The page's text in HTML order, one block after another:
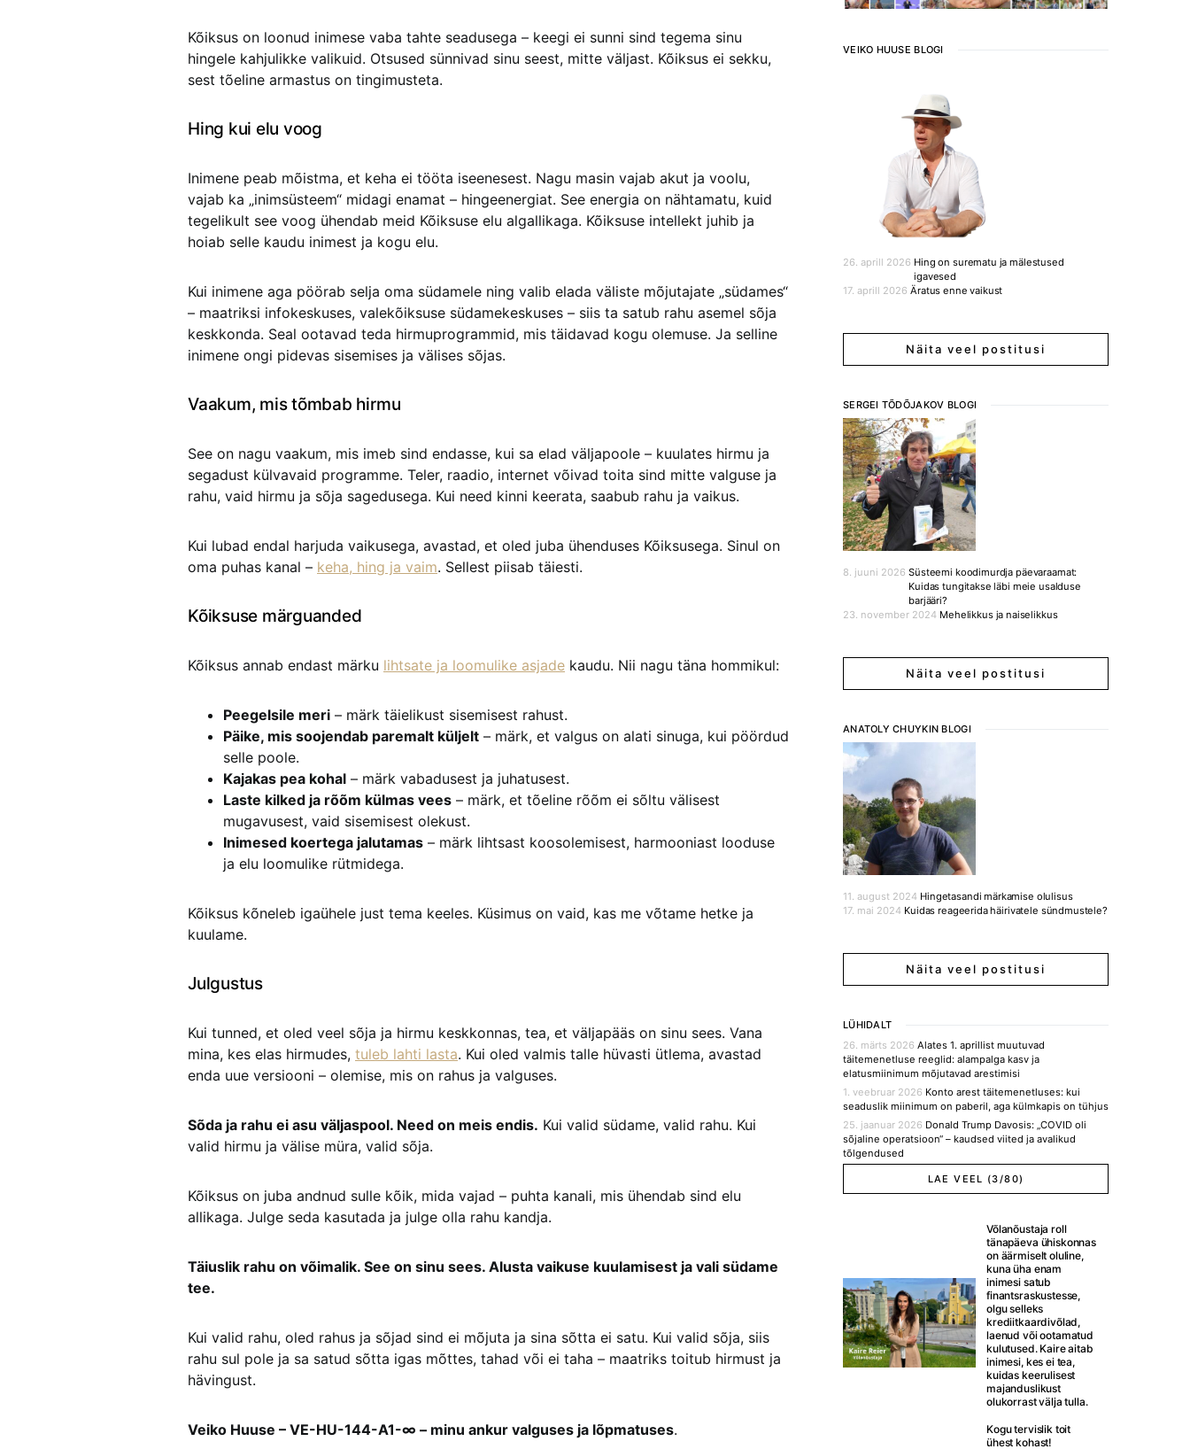
Kõiksus on loonud inimese vaba tahte seadusega – keegi ei sunni sind tegema sinu
hingele kahjulikke valikuid. Otsused sünnivad sinu seest, mitte väljast. Kõiksus ei sekku,
sest tõeline armastus on tingimusteta.
Hing kui elu voog
Inimene peab mõistma, et keha ei tööta iseenesest. Nagu masin vajab akut ja voolu,
vajab ka „inimsüsteem“ midagi enamat – hingeenergiat. See energia on nähtamatu, kuid
tegelikult see voog ühendab meid Kõiksuse elu algallikaga. Kõiksuse intellekt juhib ja
hoiab selle kaudu inimest ja kogu elu.
Kui inimene aga pöörab selja oma südamele ning valib elada väliste mõjutajate „südames“
– maatriksi infokeskuses, valekõiksuse südamekeskuses – siis ta satub rahu asemel sõja
keskkonda. Seal ootavad teda hirmuprogrammid, mis täidavad kogu olemuse. Ja selline
inimene ongi pidevas sisemises ja välises sõjas.
Vaakum, mis tõmbab hirmu
See on nagu vaakum, mis imeb sind endasse, kui sa elad väljapoole – kuulates hirmu ja
segadust külvavaid programme. Teler, raadio, internet võivad toita sind mitte valguse ja
rahu, vaid hirmu ja sõja sagedusega. Kui need kinni keerata, saabub rahu ja vaikus.
Kui lubad endal harjuda vaikusega, avastad, et oled juba ühenduses Kõiksusega. Sinul on
oma puhas kanal – keha, hing ja vaim. Sellest piisab täiesti.
Kõiksuse märguanded
Kõiksus annab endast märku lihtsate ja loomulike asjade kaudu. Nii nagu täna hommikul:
Peegelsile meri – märk täielikust sisemisest rahust.
Päike, mis soojendab paremalt küljelt – märk, et valgus on alati sinuga, kui pöördud
selle poole.
Kajakas pea kohal – märk vabadusest ja juhatusest.
Laste kilked ja rõõm külmas vees – märk, et tõeline rõõm ei sõltu välisest
mugavusest, vaid sisemisest olekust.
Inimesed koertega jalutamas – märk lihtsast koosolemisest, harmooniast looduse
ja elu loomulike rütmidega.
Kõiksus kõneleb igaühele just tema keeles. Küsimus on vaid, kas me võtame hetke ja
kuulame.
Julgustus
Kui tunned, et oled veel sõja ja hirmu keskkonnas, tea, et väljapääs on sinu sees. Vana
mina, kes elas hirmudes, tuleb lahti lasta. Kui oled valmis talle hüvasti ütlema, avastad
enda uue versiooni – olemise, mis on rahus ja valguses.
Sõda ja rahu ei asu väljaspool. Need on meis endis. Kui valid südame, valid rahu. Kui
valid hirmu ja välise müra, valid sõja.
Kõiksus on juba andnud sulle kõik, mida vajad – puhta kanali, mis ühendab sind elu
allikaga. Julge seda kasutada ja julge olla rahu kandja.
Täiuslik rahu on võimalik. See on sinu sees. Alusta vaikuse kuulamisest ja vali südame
tee.
Kui valid rahu, oled rahus ja sõjad sind ei mõjuta ja sina sõtta ei satu. Kui valid sõja, siis
rahu sul pole ja sa satud sõtta igas mõttes, tahad või ei taha – maatriks toitub hirmust ja
hävingust.
Veiko Huuse – VE-HU-144-A1-∞ – minu ankur valguses ja lõpmatuses.
VEIKO HUUSE BLOGI
Hing on surematu ja mälestused
igavesed
26. aprill 2026
Äratus enne vaikust
17. aprill 2026
Näita veel postitusi
SERGEI TÕDÕJAKOV BLOGI
Süsteemi koodimurdja päevaraamat:
Kuidas tungitakse läbi meie usalduse
barjääri?
8. juuni 2026
Mehelikkus ja naiselikkus
23. november 2024
Näita veel postitusi
ANATOLY CHUYKIN BLOGI
Hingetasandi märkamise olulisus
11. august 2024
Kuidas reageerida häirivatele sündmustele?
17. mai 2024
Näita veel postitusi
LÜHIDALT
26. märts 2026 Alates 1. aprillist muutuvad
täitemenetluse reeglid: alampalga kasv ja
elatusmiinimum mõjutavad arestimisi
1. veebruar 2026 Konto arest täitemenetluses: kui
seaduslik miinimum on paberil, aga külmkapis on tühjus
25. jaanuar 2026 Donald Trump Davosis: „COVID oli
sõjaline operatsioon“ – kaudsed viited ja avalikud
tõlgendused
LAE VEEL (3/80)
Võlanõustaja roll
tänapäeva ühiskonnas
on äärmiselt oluline,
kuna üha enam
inimesi satub
finantsraskustesse,
olgu selleks
krediitkaardivõlad,
laenud või ootamatud
kulutused. Kaire aitab
inimesi, kes ei tea,
kuidas keerulisest
majanduslikust
olukorrast välja tulla.
Kogu tervislik toit
ühest kohast!